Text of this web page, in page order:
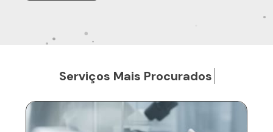
Serviços Mais Procurados